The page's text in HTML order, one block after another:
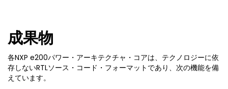
成果物
各NXP e200パワー・アーキテクチャ・コアは、テクノロジーに依
存しないRTLソース・コード・フォーマットであり、次の機能を備
えています。